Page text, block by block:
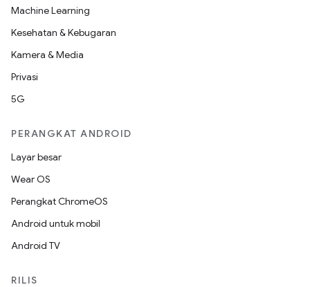
Machine Learning
Kesehatan & Kebugaran
Kamera & Media
Privasi
5G
PERANGKAT ANDROID
Layar besar
Wear OS
Perangkat ChromeOS
Android untuk mobil
Android TV
RILIS